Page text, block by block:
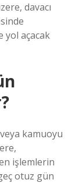
davacı
yol açacak
kamuoyu
işlemlerin
otuz gün